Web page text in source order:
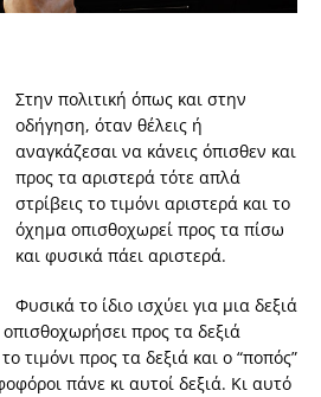
Στην πολιτική όπως και στην
οδήγηση, όταν θέλεις ή
αναγκάζεσαι να κάνεις όπισθεν και
προς τα αριστερά τότε απλά
στρίβεις το τιμόνι αριστερά και το
όχημα οπισθοχωρεί προς τα πίσω
και φυσικά πάει αριστερά.
Φυσικά το ίδιο ισχύει για μια δεξιά
προς τα δεξιά
τιμόνι προς τα δεξιά και ο “ποπός”
πάνε κι αυτοί δεξιά. Κι αυτό